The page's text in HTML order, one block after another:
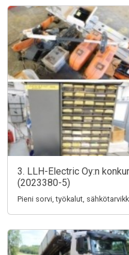
3. LLH-Electric Oy:n
(2023380-5)
Pieni sorvi, työkalut,